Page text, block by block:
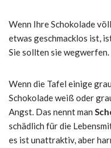
Wenn Ihre Schokolade
etwas geschmacklos ist,
Sie sollten sie wegwerfen.
Wenn die Tafel einige
Schokolade weiß oder
Angst. Das nennt man
schädlich für die
es ist unattraktiv, aber